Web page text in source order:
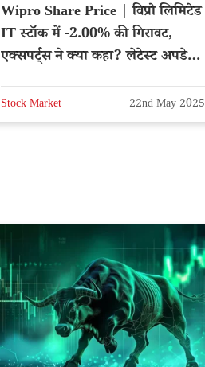
Wipro Share Price | विप्रो लिमिटेड
IT स्टॉक में -2.00% की गिरावट,
एक्सपर्ट्स ने क्या कहा? लेटेस्ट अपडेट
Stock Market 22nd May 2025